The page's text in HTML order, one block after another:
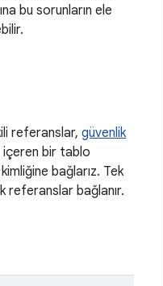
bu sorunların ele
referanslar, güvenlik
içeren bir tablo
bağlarız. Tek
referanslar bağlanır.